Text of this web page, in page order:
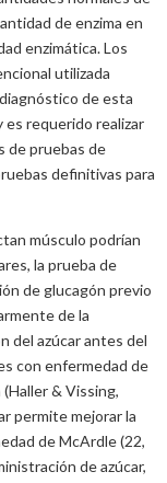
de enzima en
enzimática. Los
utilizada
de esta
requerido realizar
de pruebas de
definitivas para
músculo podrían
la prueba de
de glucagón previo
de la
del azúcar antes del
con enfermedad de
& Vissing,
permite mejorar la
de McArdle (22,
de azúcar,